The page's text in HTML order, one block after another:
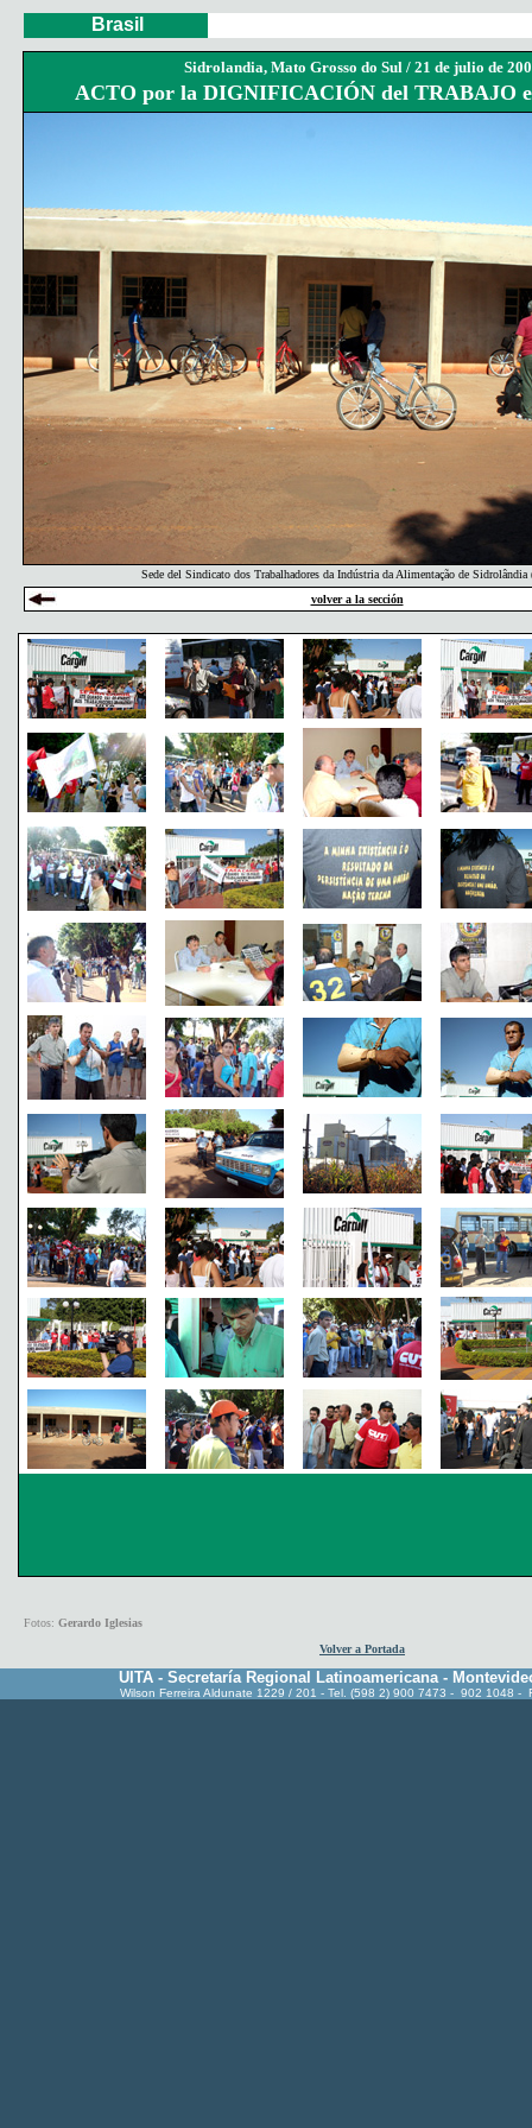
Brasil
Sidrolandia, Mato Grosso do Sul / 21 de julio de
ACTO por la DIGNIFICACIÓN del TRABAJO
Sede del Sindicato dos Trabalhadores da Indústria da Alimentação de Sidrolândia
volver a la sección
Fotos: Gerardo Iglesias
Volver a Portada
UITA - Secretaría Regional Latinoamericana -
Wilson Ferreira Aldunate 1229 / 201 - Tel. (598 2) 900 7473 - 902 1048 -